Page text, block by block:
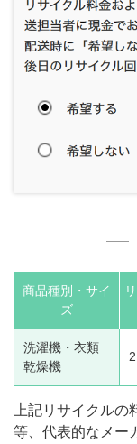
商品種別・サイ
ズ
洗濯機・衣類
乾燥機
上記リサイクル
等、代表的なメー